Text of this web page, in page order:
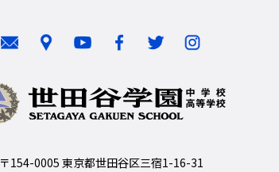
〒154-0005 東京都世田谷区三宿1-16-31